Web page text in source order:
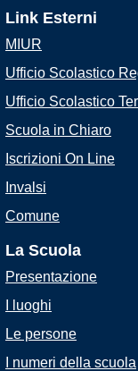
Link Esterni
MIUR
Ufficio Scolastico
Ufficio Scolastico
Scuola in Chiaro
Iscrizioni On Line
Invalsi
Comune
La Scuola
Presentazione
I luoghi
Le persone
I numeri della scuola